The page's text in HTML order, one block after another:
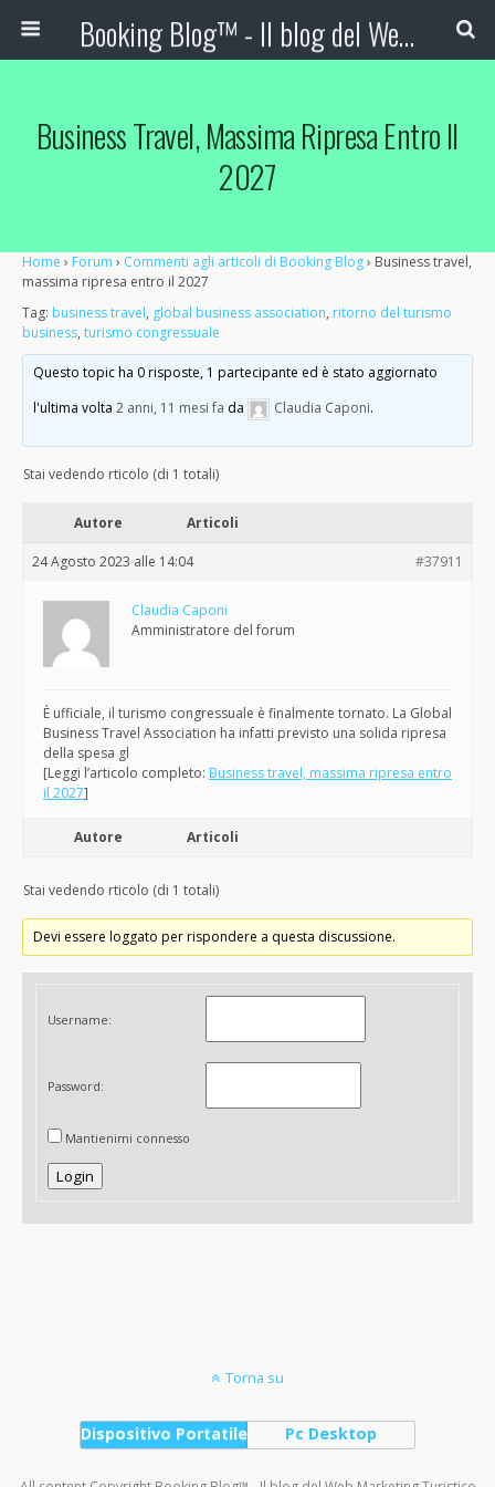
Booking Blog™ - Il blog del Web Marketing Turistico
Business Travel, Massima Ripresa Entro Il
2027
Home › Forum › Commenti agli articoli di Booking Blog› Business travel,
massima ripresa entro il 2027
Tag: business travel, global business association, ritorno del turismo
business, turismo congressuale
Questo topic ha 0 risposte, 1 partecipante ed è stato aggiornato
l'ultima volta2 anni, 11 mesi fa da Claudia Caponi.
Stai vedendo rticolo (di 1 totali)
Autore Articoli
24 Agosto 2023 alle 14:04 #37911
Claudia Caponi
Amministratore del forum
È ufficiale, il turismo congressuale è finalmente tornato. La Global
Business Travel Association ha infatti previsto una solida ripresa
della spesa gl
[Leggi l’articolo completo: Business travel, massima ripresa entro
il 2027]
Autore Articoli
Stai vedendo rticolo (di 1 totali)
Devi essere loggato per rispondere a questa discussione.
Username:
Password:
Mantienimi connesso
Login
Torna su
Dispositivo Portatile Pc Desktop